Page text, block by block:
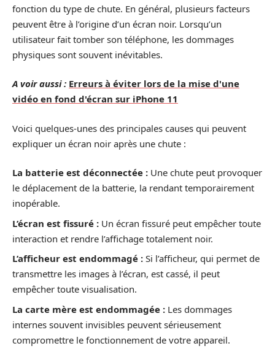
fonction du type de chute. En général, plusieurs facteurs
peuvent être à l’origine d’un écran noir. Lorsqu’un
utilisateur fait tomber son téléphone, les dommages
physiques sont souvent inévitables.
A voir aussi : Erreurs à éviter lors de la mise d'une
vidéo en fond d'écran sur iPhone 11
Voici quelques-unes des principales causes qui peuvent
expliquer un écran noir après une chute :
La batterie est déconnectée : Une chute peut provoquer
le déplacement de la batterie, la rendant temporairement
inopérable.
L’écran est fissuré : Un écran fissuré peut empêcher toute
interaction et rendre l’affichage totalement noir.
L’afficheur est endommagé : Si l’afficheur, qui permet de
transmettre les images à l’écran, est cassé, il peut
empêcher toute visualisation.
La carte mère est endommagée : Les dommages
internes souvent invisibles peuvent sérieusement
compromettre le fonctionnement de votre appareil.